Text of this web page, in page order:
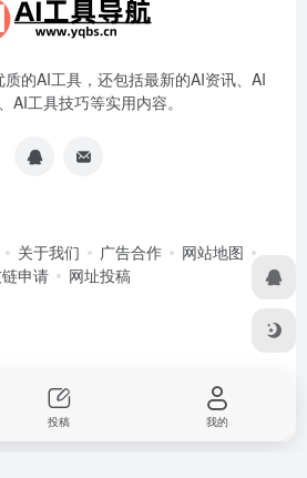
的AI工具，还包括最新的AI资讯、AI
AI工具技巧等实用内容。
关于我们 广告合作
网站地图
申请
网址投稿
投稿 我的